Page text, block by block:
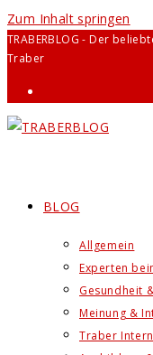
Zum Inhalt springen
TRABERBLOG - Der
Traber
BLOG
Allgemein
Experten
Gesundheit
Meinung &
Traber